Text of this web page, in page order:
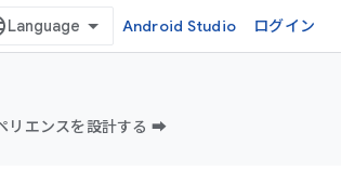
Android Studio ログイン
リエンスを設計する ➡️